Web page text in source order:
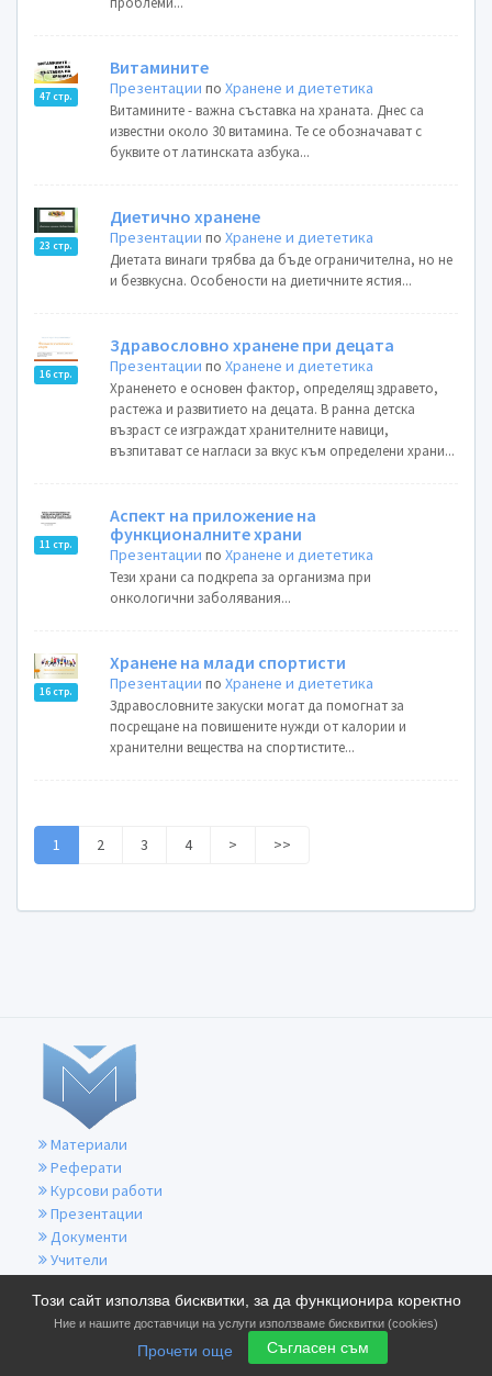
47 стр.
Витамините
Презентации поХранене и диететика
Витамините - важна съставка на храната. Днес са
известни около 30 витамина. Те се обозначават с
буквите от латинската азбука...
23 стр.
Диетично хранене
Презентации поХранене и диететика
Диетата винаги трябва да бъде ограничителна, но не
и безвкусна. Особености на диетичните ястия...
16 стр.
Здравословно хранене при децата
Презентации поХранене и диететика
Храненето е основен фактор, определящ здравето,
растежа и развитието на децата. В ранна детска
възраст се изграждат хранителните навици,
възпитават се нагласи за вкус към определени храни...
11 стр.
Аспект на приложение на
функционалните храни
Презентации поХранене и диететика
Тези храни са подкрепа за организма при
онкологични заболявания...
16 стр.
Хранене на млади спортисти
Презентации поХранене и диететика
Здравословните закуски могат да помогнат за
посрещане на повишените нужди от калории и
хранителни вещества на спортистите...
1 2 3 4 > >>
Този сайт използва бисквитки, за да функционира коректно
Ние и нашите доставчици на услуги използваме бисквитки (cookies)
Прочети още Съгласен съм
Материали
Реферати
Курсови работи
Презентации
Документи
Учители
Общи условия
Политика за бисквитките
Политика за поверителност